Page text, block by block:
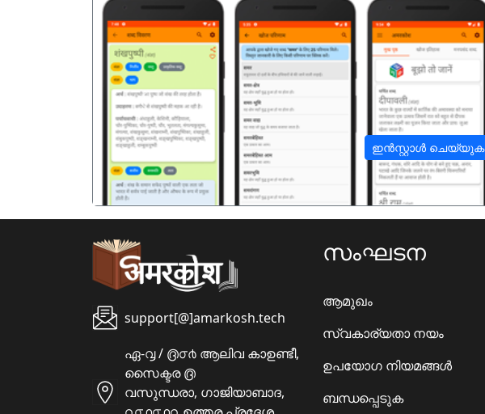
ഇൻസ്റ്റാൾ ചെയ്യുക
पिछला
support[@]amarkosh.tech
ഏ-൮ / ൫൦൪ ആലിവ കാഉണ്ടീ,
സൈക്ടര ൫
വസുന്ധരാ, ഗാജിയാബാദ,
സംഘടന
ആമുഖം
സ്വകാര്യതാ നയം
ഉപയോഗ നിയമങ്ങൾ
ബന്ധപ്പെടുക